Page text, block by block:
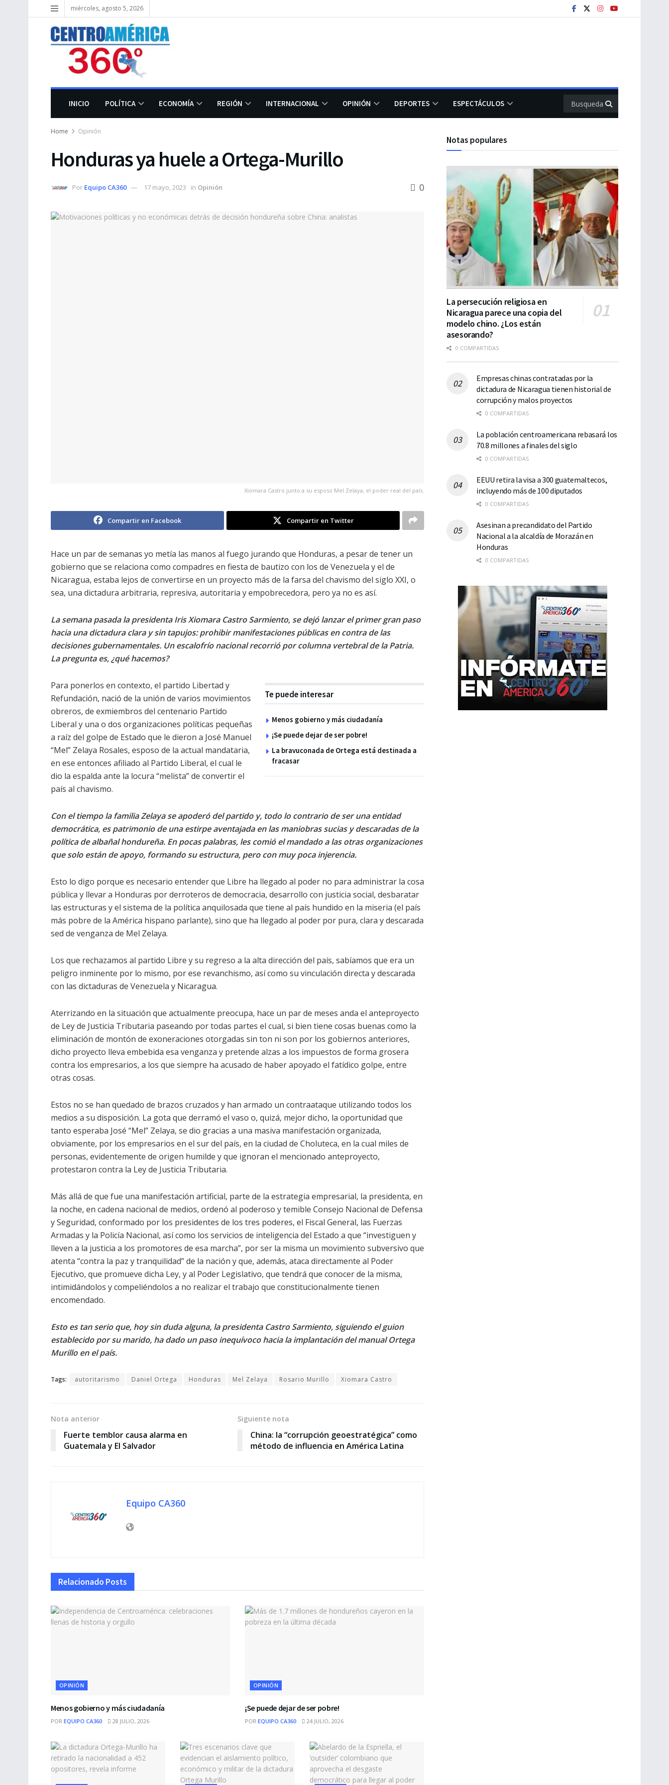
miércoles, agosto 5, 2026
INICIO POLÍTICA ECONOMÍA REGIÓN INTERNACIONAL OPINIÓN DEPORTES ESPECTÁCULOS
Home Opinión
Honduras ya huele a Ortega-Murillo
Por Equipo CA360 17 mayo, 2023 in Opinión 0
Xiomara Castro junto a su esposo Mel Zelaya, el poder real del país.
Compartir en Facebook Compartir en Twitter
Hace un par de semanas yo metía las manos al fuego jurando que Honduras, a pesar de tener un
gobierno que se relaciona como compadres en fiesta de bautizo con los de Venezuela y el de
Nicaragua, estaba lejos de convertirse en un proyecto más de la farsa del chavismo del siglo XXI, o
sea, una dictadura arbitraria, represiva, autoritaria y empobrecedora, pero ya no es así.
La semana pasada la presidenta Iris Xiomara Castro Sarmiento, se dejó lanzar el primer gran paso
hacia una dictadura clara y sin tapujos: prohibir manifestaciones públicas en contra de las
decisiones gubernamentales. Un escalofrío nacional recorrió por columna vertebral de la Patria.
La pregunta es, ¿qué hacemos?
Te puede interesar
Menos gobierno y más ciudadanía
¡Se puede dejar de ser pobre!
La bravuconada de Ortega está destinada a
fracasar
Para ponerlos en contexto, el partido Libertad y
Refundación, nació de la unión de varios movimientos
obreros, de exmiembros del centenario Partido
Liberal y una o dos organizaciones políticas pequeñas
a raíz del golpe de Estado que le dieron a José Manuel
“Mel” Zelaya Rosales, esposo de la actual mandataria,
en ese entonces afiliado al Partido Liberal, el cual le
dio la espalda ante la locura “melista” de convertir el
país al chavismo.
Con el tiempo la familia Zelaya se apoderó del partido y, todo lo contrario de ser una entidad
democrática, es patrimonio de una estirpe aventajada en las maniobras sucias y descaradas de la
política de albañal hondureña. En pocas palabras, les comió el mandado a las otras organizaciones
que solo están de apoyo, formando su estructura, pero con muy poca injerencia.
Esto lo digo porque es necesario entender que Libre ha llegado al poder no para administrar la cosa
pública y llevar a Honduras por derroteros de democracia, desarrollo con justicia social, desbaratar
las estructuras y el sistema de la política anquilosada que tiene al país hundido en la miseria (el país
más pobre de la América hispano parlante), sino que ha llegado al poder por pura, clara y descarada
sed de venganza de Mel Zelaya.
Los que rechazamos al partido Libre y su regreso a la alta dirección del país, sabíamos que era un
peligro inminente por lo mismo, por ese revanchismo, así como su vinculación directa y descarada
con las dictaduras de Venezuela y Nicaragua.
Aterrizando en la situación que actualmente preocupa, hace un par de meses anda el anteproyecto
de Ley de Justicia Tributaria paseando por todas partes el cual, si bien tiene cosas buenas como la
eliminación de montón de exoneraciones otorgadas sin ton ni son por los gobiernos anteriores,
dicho proyecto lleva embebida esa venganza y pretende alzas a los impuestos de forma grosera
contra los empresarios, a los que siempre ha acusado de haber apoyado el fatídico golpe, entre
otras cosas.
Estos no se han quedado de brazos cruzados y han armado un contraataque utilizando todos los
medios a su disposición. La gota que derramó el vaso o, quizá, mejor dicho, la oportunidad que
tanto esperaba José “Mel” Zelaya, se dio gracias a una masiva manifestación organizada,
obviamente, por los empresarios en el sur del país, en la ciudad de Choluteca, en la cual miles de
personas, evidentemente de origen humilde y que ignoran el mencionado anteproyecto,
protestaron contra la Ley de Justicia Tributaria.
Más allá de que fue una manifestación artificial, parte de la estrategia empresarial, la presidenta, en
la noche, en cadena nacional de medios, ordenó al poderoso y temible Consejo Nacional de Defensa
y Seguridad, conformado por los presidentes de los tres poderes, el Fiscal General, las Fuerzas
Armadas y la Policía Nacional, así como los servicios de inteligencia del Estado a que “investiguen y
lleven a la justicia a los promotores de esa marcha”, por ser la misma un movimiento subversivo que
atenta “contra la paz y tranquilidad” de la nación y que, además, ataca directamente al Poder
Ejecutivo, que promueve dicha Ley, y al Poder Legislativo, que tendrá que conocer de la misma,
intimidándolos y compeliéndolos a no realizar el trabajo que constitucionalmente tienen
encomendado.
Esto es tan serio que, hoy sin duda alguna, la presidenta Castro Sarmiento, siguiendo el guion
establecido por su marido, ha dado un paso inequívoco hacia la implantación del manual Ortega
Murillo en el país.
Tags: autoritarismo Daniel Ortega Honduras Mel Zelaya Rosario Murillo Xiomara Castro
Nota anterior
Fuerte temblor causa alarma en
Guatemala y El Salvador
Siguiente nota
China: la “corrupción geoestratégica” como
método de influencia en América Latina
Equipo CA360
Relacionado Posts
OPINIÓN
Menos gobierno y más ciudadanía
POR EQUIPO CA360 28 JULIO, 2026
OPINIÓN
¡Se puede dejar de ser pobre!
POR EQUIPO CA360 24 JULIO, 2026
Notas populares
La persecución religiosa en
Nicaragua parece una copia del
modelo chino. ¿Los están
asesorando?
0 COMPARTIDAS
Empresas chinas contratadas por la
dictadura de Nicaragua tienen historial de
corrupción y malos proyectos
0 COMPARTIDAS
La población centroamericana rebasará los
70.8 millones a finales del siglo
0 COMPARTIDAS
EEUU retira la visa a 300 guatemaltecos,
incluyendo más de 100 diputados
0 COMPARTIDAS
Asesinan a precandidato del Partido
Nacional a la alcaldía de Morazán en
Honduras
0 COMPARTIDAS